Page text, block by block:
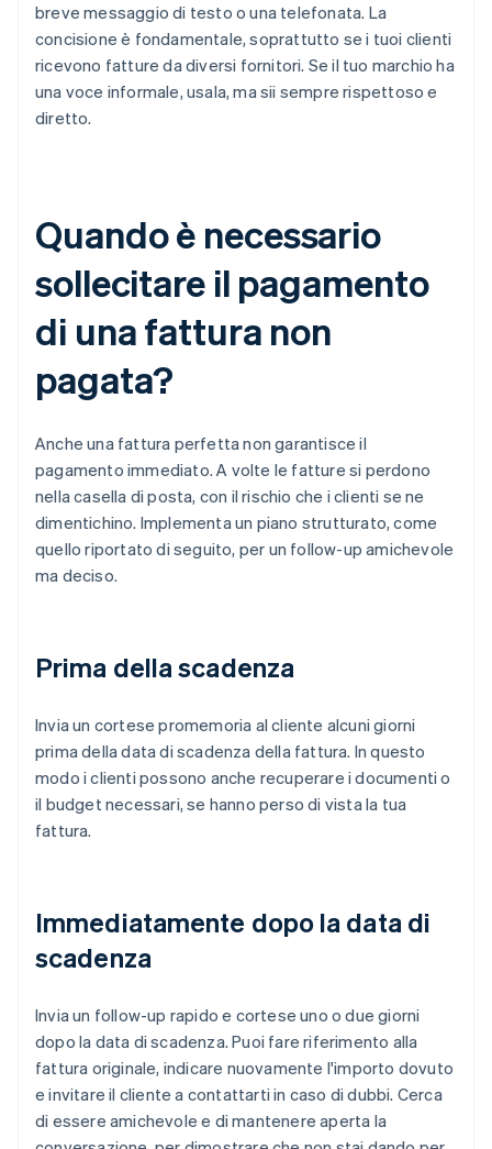
breve messaggio di testo o una telefonata. La
concisione è fondamentale, soprattutto se i tuoi clienti
ricevono fatture da diversi fornitori. Se il tuo marchio ha
una voce informale, usala, ma sii sempre rispettoso e
diretto.
Quando è necessario
sollecitare il pagamento
di una fattura non
pagata?
Anche una fattura perfetta non garantisce il
pagamento immediato. A volte le fatture si perdono
nella casella di posta, con il rischio che i clienti se ne
dimentichino. Implementa un piano strutturato, come
quello riportato di seguito, per un follow-up amichevole
ma deciso.
Prima della scadenza
Invia un cortese promemoria al cliente alcuni giorni
prima della data di scadenza della fattura. In questo
modo i clienti possono anche recuperare i documenti o
il budget necessari, se hanno perso di vista la tua
fattura.
Immediatamente dopo la data di
scadenza
Invia un follow-up rapido e cortese uno o due giorni
dopo la data di scadenza. Puoi fare riferimento alla
fattura originale, indicare nuovamente l'importo dovuto
e invitare il cliente a contattarti in caso di dubbi. Cerca
di essere amichevole e di mantenere aperta la